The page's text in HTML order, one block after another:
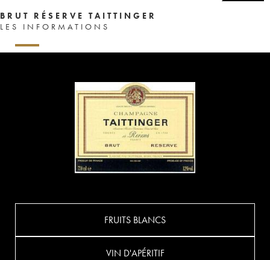
BRUT RÉSERVE TAITTINGER
LES INFORMATIONS
FRUITS BLANCS
VIN D'APÉRITIF